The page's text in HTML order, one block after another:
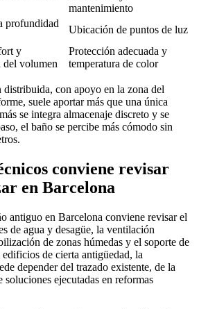
mantenimiento
profundidad
Ubicación de puntos de luz
y
del volumen
Protección adecuada y
temperatura de color
distribuida, con apoyo en la zona del
suele aportar más que una única
se integra almacenaje discreto y se
el baño se percibe más cómodo sin
conviene revisar
en Barcelona
antiguo en Barcelona conviene revisar el
de agua y desagüe, la ventilación
de zonas húmedas y el soporte de
de cierta antigüedad, la
depender del trazado existente, de la
soluciones ejecutadas en reformas